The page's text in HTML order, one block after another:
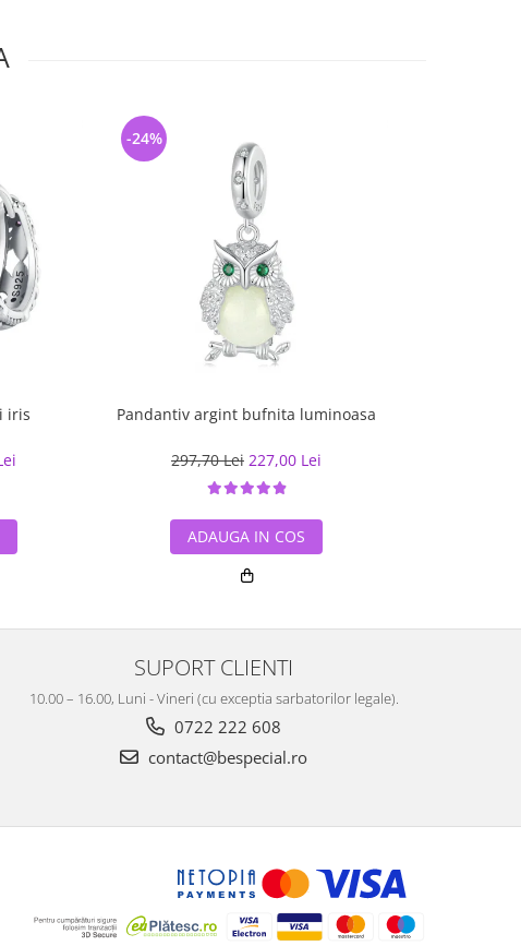
iris Pandantiv argint bufnita luminoasa
297,70 Lei 227,00 Lei
-24%
ADAUGA IN COS
SUPORT CLIENTI
10.00 – 16.00, Luni - Vineri (cu exceptia sarbatorilor legale).
0722 222 608
contact@bespecial.ro